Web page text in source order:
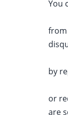
You
from
by
or
are